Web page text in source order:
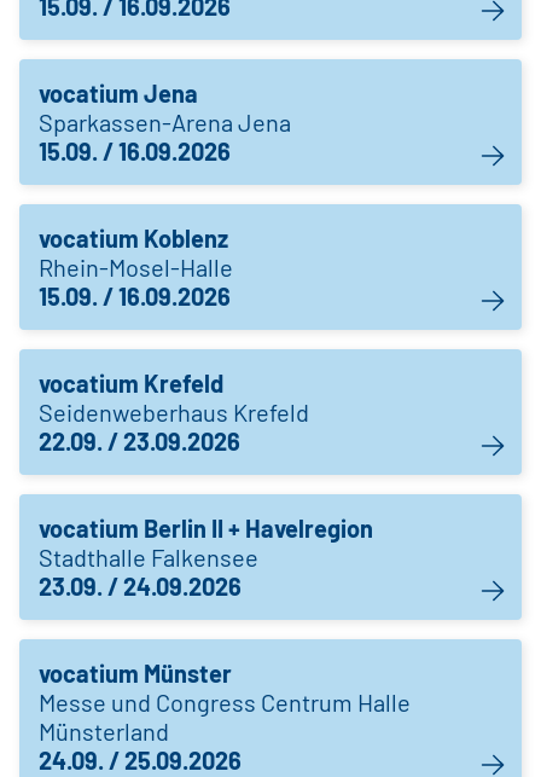
15.09. / 16.09.2026
vocatium Jena
Sparkassen-Arena Jena
15.09. / 16.09.2026
vocatium Koblenz
Rhein-Mosel-Halle
15.09. / 16.09.2026
vocatium Krefeld
Seidenweberhaus Krefeld
22.09. / 23.09.2026
vocatium Berlin II + Havelregion
Stadthalle Falkensee
23.09. / 24.09.2026
vocatium Münster
Messe und Congress Centrum Halle
Münsterland
24.09. / 25.09.2026